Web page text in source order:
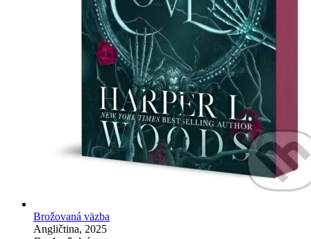
Brožovaná väzba
Angličtina, 2025